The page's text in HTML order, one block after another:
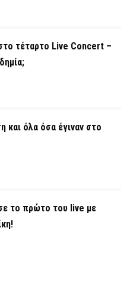
τέταρτο Live Concert –
όλα όσα έγιναν στο
το πρώτο του live με